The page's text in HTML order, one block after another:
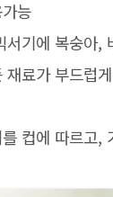
능
서기에 복숭아,
재료가 부드럽
컵에 따르고,